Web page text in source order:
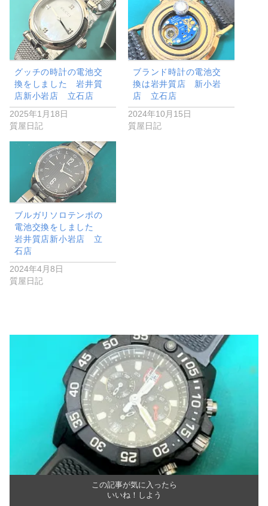
グッチの時計の電池交
換をしました 岩井質
店新小岩店 立石店
2025年1月18日
質屋日記
ブランド時計の電池交
換は岩井質店 新小岩
店 立石店
2024年10月15日
質屋日記
ブルガリソロテンポの
電池交換をしました
岩井質店新小岩店 立
石店
2024年4月8日
質屋日記
この記事が気に入ったら
いいね！しよう